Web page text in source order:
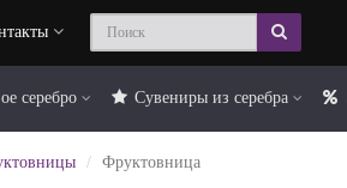
серебро Сувениры из серебра
Фруктовница